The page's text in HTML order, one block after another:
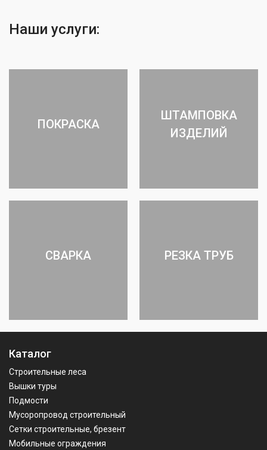
Наши услуги:
ПОКРАСКА
ШТАМПОВКА
ИЗДЕЛИЙ
СВАРКА РЕЗКА ТРУБ
Каталог
Строительные леса
Вышки туры
Подмости
Мусоропровод строительный
Сетки строительные, брезент
Мобильные ограждения